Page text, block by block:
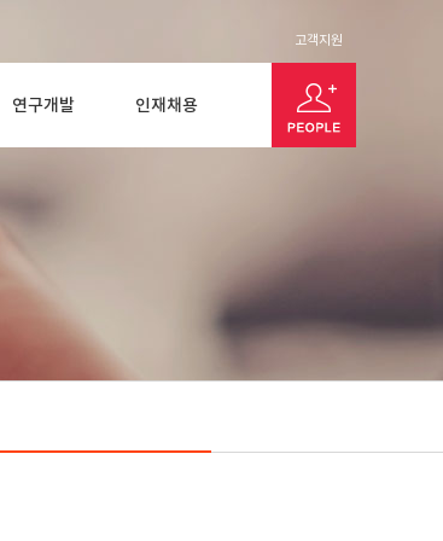
고객지원
연구개발 인재채용